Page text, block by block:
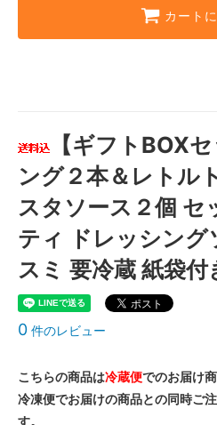
カート
【ギフトBOX
ング２本＆レトル
スタソース２個 セ
ティ ドレッシング
スミ 要冷蔵 紙袋付
0 件のレビュー
こちらの商品は冷蔵便でのお届け商
冷凍便でお届けの商品との同時ご
す。